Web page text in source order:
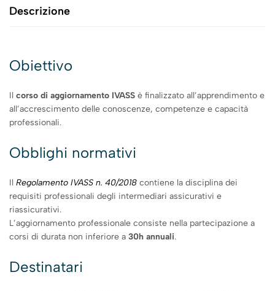
Descrizione
Obiettivo
Il corso di aggiornamento IVASS è finalizzato all’apprendimento e
all’accrescimento delle conoscenze, competenze e capacità
professionali.
Obblighi normativi
Il Regolamento IVASS n. 40/2018 contiene la disciplina dei
requisiti professionali degli intermediari assicurativi e
riassicurativi.
L’aggiornamento professionale consiste nella partecipazione a
corsi di durata non inferiore a 30h annuali.
Destinatari